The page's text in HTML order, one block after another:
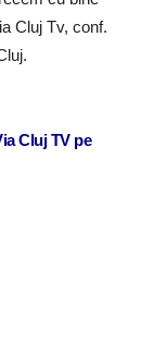
Cluj Tv, conf.
Cluj TV pe